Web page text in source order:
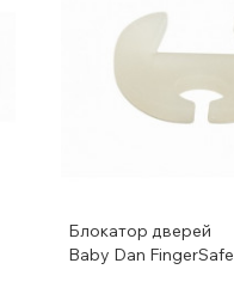
Блокатор дверей
Baby Dan FingerSafe